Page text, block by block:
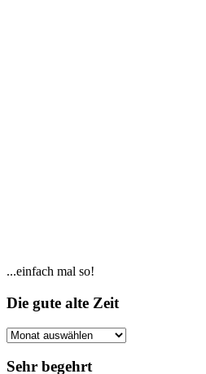
Seitenspalte
...einfach mal so!
Footer
Die gute alte Zeit
Die
alte
Sehr begehrt